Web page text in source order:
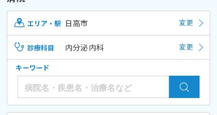
エリア・駅 日高市 変更
診療科目 内分泌内科 変更
キーワード